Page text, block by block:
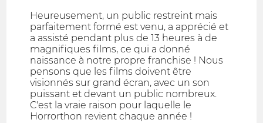
Heureusement, un public restreint mais
parfaitement formé est venu, a apprécié et
a assisté pendant plus de 13 heures à de
magnifiques films, ce qui a donné
naissance à notre propre franchise ! Nous
pensons que les films doivent être
visionnés sur grand écran, avec un son
puissant et devant un public nombreux.
C'est la vraie raison pour laquelle le
Horrorthon revient chaque année !